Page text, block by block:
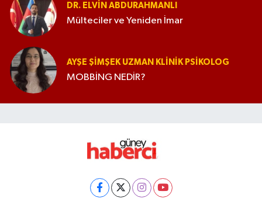
DR. ELVIN ABDURAHMANLI
Mülteciler ve Yeniden İmar
AYŞE ŞIMŞEK UZMAN KLINIK PSIKOLOG
MOBBİNG NEDİR?